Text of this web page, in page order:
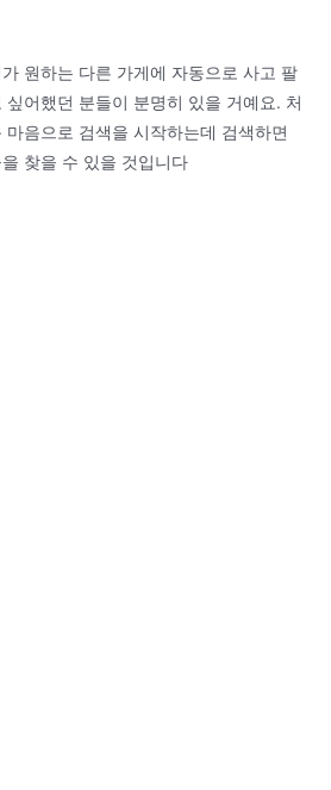
원하는 다른 가게에 자동으로 사고 팔
어했던 분들이 분명히 있을 거예요. 처
음으로 검색을 시작하는데 검색하면
찾을 수 있을 것입니다